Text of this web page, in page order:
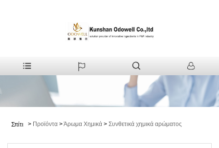
Σπίτι > Προϊόντα >Άρωμα Χημικά > Συνθετικά χημικά αρώματος